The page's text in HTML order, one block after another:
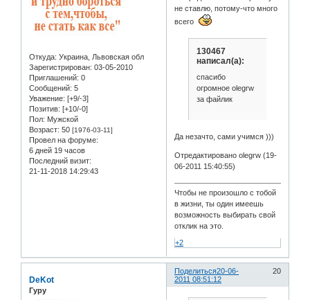
Откуда: Украина, Львовская обл
Зарегистрирован: 03-05-2010
Приглашений: 0
Сообщений: 5
Уважение: [+9/-3]
Позитив: [+10/-0]
Пол: Мужской
Возраст: 50 [1976-03-11]
Провел на форуме:
6 дней 19 часов
Последний визит:
21-11-2018 14:29:43
не ставлю, потому-что много
всего
130467
написал(а):
спасибо
огромное olegrw
за файлик
Да незачто, сами учимся )))
Отредактировано olegrw (19-
06-2011 15:40:55)
Чтобы не произошло с тобой
в жизни, ты один имеешь
возможность выбирать свой
отклик на это.
+2
Поделиться 20
20-06-
2011 08:51:12
DeKot
Гуру